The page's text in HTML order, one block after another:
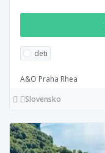
deti
A&O Praha Rhea
Slovensko